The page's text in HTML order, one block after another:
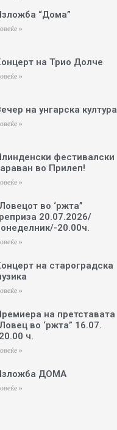
“Дома”
»
на Трио Долче
»
на унгарска култура
»
фестивалски
во Прилеп!
»
во ‘ржта”
20.07.2026/
20.00ч.
»
на староградска
»
на претставата
во ‘ржта” 16.07.
ч.
»
ДОМА
»